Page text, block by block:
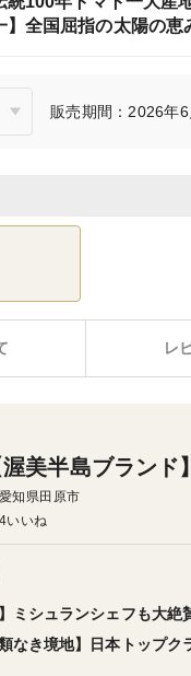
】全国屈指の太陽の
販売期間：2026年
レ
渥美半島ブランド
愛知県田原市
4いいね
ミシュランシェフも大
なき境地】日本トップ